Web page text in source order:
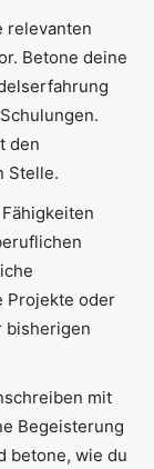
relevanten
Betone deine
den
Stelle.
Projekte oder
bisherigen
mit
Begeisterung
betone, wie du